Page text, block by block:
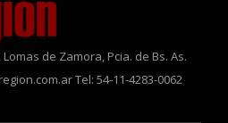
Lomas de Zamora, Pcia. de Bs. As.
Tel: 54-11-4283-0062